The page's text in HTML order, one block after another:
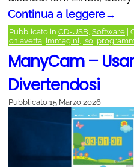
Continua a leggere→
Pubblicato in CD-USB Software
chiavetta immagini iso
ManyCam –
Divertendosi
Pubblicato 15 Marzo 2026